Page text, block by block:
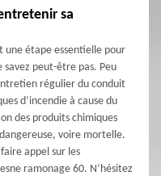
sa
une étape essentielle pour
savez peut-être pas. Peu
régulier du conduit
d’incendie à cause du
des produits chimiques
voire mortelle.
appel sur les
ramonage 60. N’hésitez